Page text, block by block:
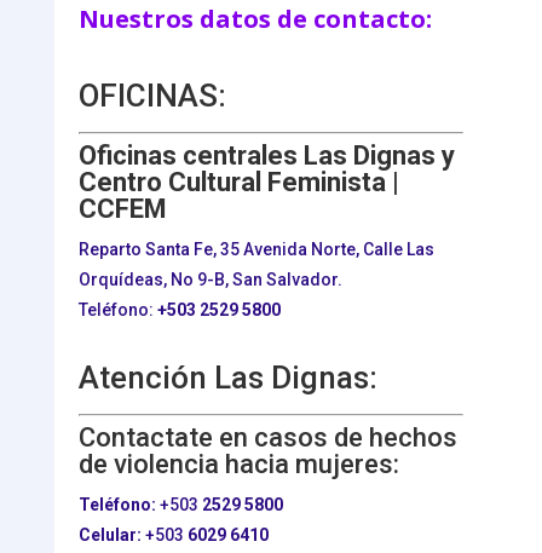
Nuestros datos de contacto:
OFICINAS:
Oficinas centrales Las Dignas y
Centro Cultural Feminista |
CCFEM
Reparto Santa Fe, 35 Avenida Norte, Calle Las
Orquídeas, No 9-B, San Salvador.
Teléfono: +503 2529 5800
Atención Las Dignas:
Contactate en casos de hechos
de violencia hacia mujeres:
Teléfono: +503 2529 5800
Celular: +503 6029 6410